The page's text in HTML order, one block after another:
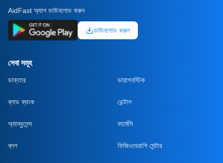
AidFast অ্যাপ ডাউনলোড করুন
ডাউনলোড করুন
সেবা সমূহ
ডাক্তার ডায়াগনস্টিক
ব্লাড ব্যাংক ডেন্টাল
অ্যাম্বুলেন্স ফার্মেসি
ব্লগ ফিজিওথেরাপি সেন্টার